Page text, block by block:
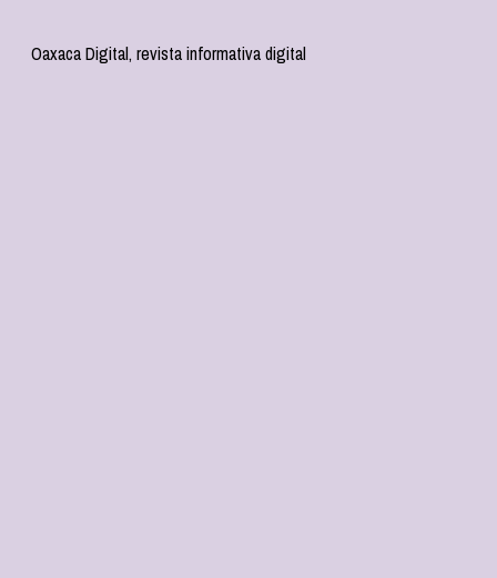
Oaxaca Digital, revista informativa digital